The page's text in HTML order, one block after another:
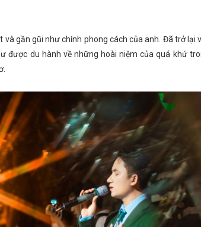
gần gũi như chính phong cách của anh. Đã trở lại
được du hành về những hoài niệm của quá khứ